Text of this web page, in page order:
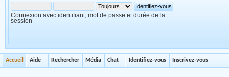
Connexion avec identifiant, mot de passe et durée de la
session
Accueil Aide Rechercher Média Chat Identifiez-vous Inscrivez-vous